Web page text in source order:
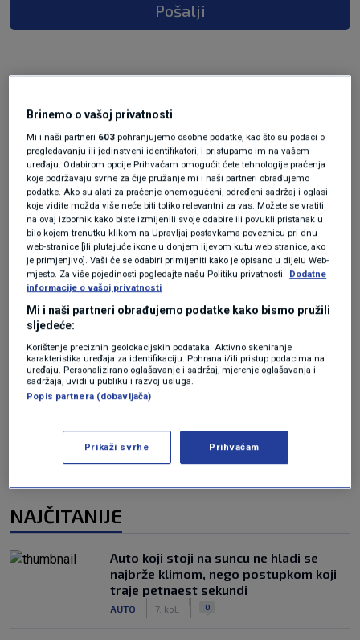
Pošalji
Oglas
Oglas
NAJČITANIJE
Auto koji stoji na suncu ne hladi se
najbrže klimom, nego postupkom koji
traje petnaest sekundi
AUTO 7. kol. 0
Brinemo o vašoj privatnosti
Mi i naši partneri 603 pohranjujemo osobne podatke, kao što su podaci o
pregledavanju ili jedinstveni identifikatori, i pristupamo im na vašem
uređaju. Odabirom opcije Prihvaćam omogućit ćete tehnologije praćenja
koje podržavaju svrhe za čije pružanje mi i naši partneri obrađujemo
podatke. Ako su alati za praćenje onemogućeni, određeni sadržaj i oglasi
koje vidite možda više neće biti toliko relevantni za vas. Možete se vratiti
na ovaj izbornik kako biste izmijenili svoje odabire ili povukli pristanak u
bilo kojem trenutku klikom na Upravljaj postavkama poveznicu pri dnu
web-stranice [ili plutajuće ikone u donjem lijevom kutu web stranice, ako
je primjenjivo]. Vaši će se odabiri primijeniti kako je opisano u dijelu Web-
mjesto. Za više pojedinosti pogledajte našu Politiku privatnosti. Dodatne
informacije o vašoj privatnosti
Mi i naši partneri obrađujemo podatke kako bismo pružili
sljedeće:
Korištenje preciznih geolokacijskih podataka. Aktivno skeniranje
karakteristika uređaja za identifikaciju. Pohrana i/ili pristup podacima na
uređaju. Personalizirano oglašavanje i sadržaj, mjerenje oglašavanja i
sadržaja, uvidi u publiku i razvoj usluga.
Popis partnera (dobavljača)
Prikaži svrhe Prihvaćam